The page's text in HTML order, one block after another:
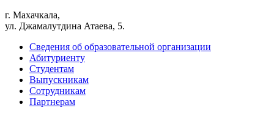
г. Махачкала,
ул. Джамалутдина Атаева, 5.
Сведения об образовательной организации
Абитуриенту
Студентам
Выпускникам
Сотрудникам
Партнерам